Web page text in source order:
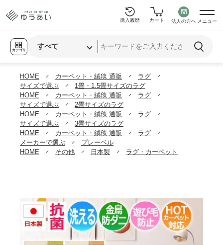
カテゴリ
購入履歴 カート 法人の方へ メニュー
HOME カーペット・絨毯 通販
ラグ
サイズで選ぶ
1畳・1.5畳サイズのラグ
HOME
カーペット・絨毯 通販
ラグ
サイズで選ぶ
2畳サイズのラグ
HOME
カーペット・絨毯 通販
ラグ
サイズで選ぶ
3畳サイズのラグ
HOME
カーペット・絨毯 通販
ラグ
メーカーで選ぶ
プレーベル
HOME
その他 日本製 ラグ・カーペット